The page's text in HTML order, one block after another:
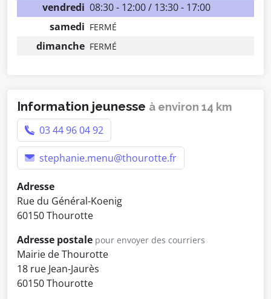
vendredi 08:30 - 12:00 / 13:30 - 17:00
samedi FERMÉ
dimanche FERMÉ
Information jeunesse à environ 14 km
03 44 96 04 92
stephanie.menu@thourotte.fr
Adresse
Rue du Général-Koenig
60150 Thourotte
Adresse postale pour envoyer des courriers
Mairie de Thourotte
18 rue Jean-Jaurès
60150 Thourotte